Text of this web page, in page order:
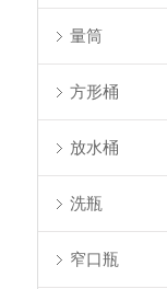
量筒
方形桶
放水桶
洗瓶
窄口瓶